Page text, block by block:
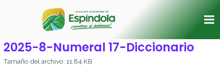
2025-8-Numeral 17-Diccionario
Tamaño del archivo: 11.84 KB